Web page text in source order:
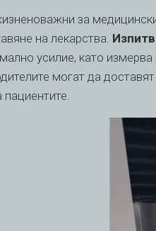
за
на лекарства.
усилие, като
могат да
пациентите.